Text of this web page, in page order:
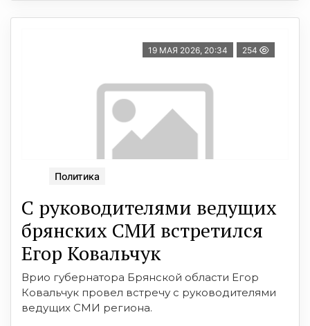
19 МАЯ 2026, 20:34 254
Политика
С руководителями ведущих
брянских СМИ встретился
Егор Ковальчук
Врио губернатора Брянской области Егор
Ковальчук провел встречу с руководителями
ведущих СМИ региона.